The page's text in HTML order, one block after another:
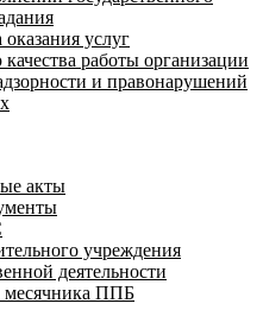
услуг
работы организации
и правонарушений
акты
учреждения
деятельности
месячника ППБ